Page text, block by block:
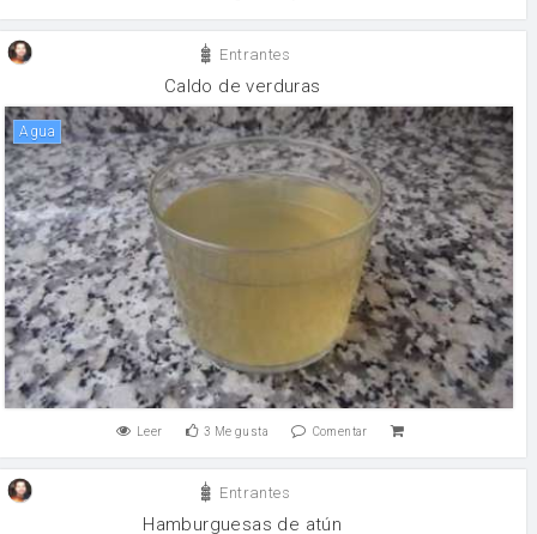
Entrantes
Caldo de verduras
agua
Leer 3 Me gusta Comentar
Entrantes
Hamburguesas de atún